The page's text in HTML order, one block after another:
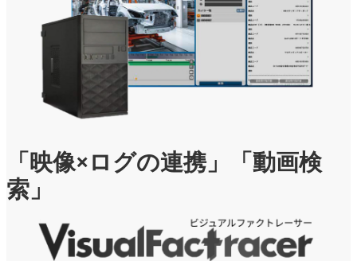
「映像×ログの連携」「動画検
索」